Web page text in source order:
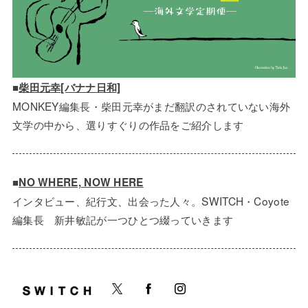
■柴田元幸[バナナ日和]
MONKEY編集長・柴田元幸がまだ翻訳のされていない海外
文学の中から、選りすぐりの作品をご紹介します
■NO WHERE, NOW HERE
インタビュー、紀行文、出会った人々。SWITCH・Coyote
編集長 新井敏記が一つひとつ綴っていきます